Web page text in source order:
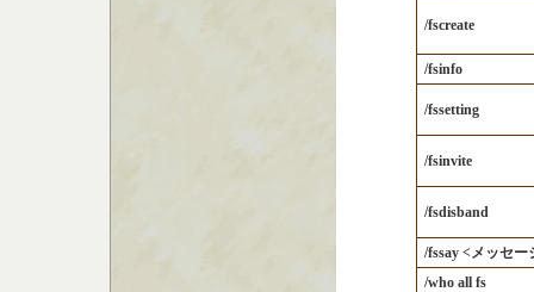
/fscreate
/fsinfo
/fssetting
/fsinvite
/fsdisband
/fssay <メッセー
/who all fs